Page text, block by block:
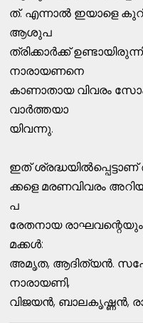
ത്‌. എന്നാല്‍ ഇയാളെ
ആശുപ
ത്രിക്കാര്‍ക്ക്‌
നാരായണനെ
കാണാതായ വിവരം
വാര്‍ത്തയാ
യിവന്നു.
ഇത്‌
ക്കളെ മരണവിവരം
പ
രേതനായ
മക്കള്‍:
അമൃത, ആദിത്യന്‍.
നാരായണി,
വിജയന്‍, ബാലകൃഷ്ണന്‍,